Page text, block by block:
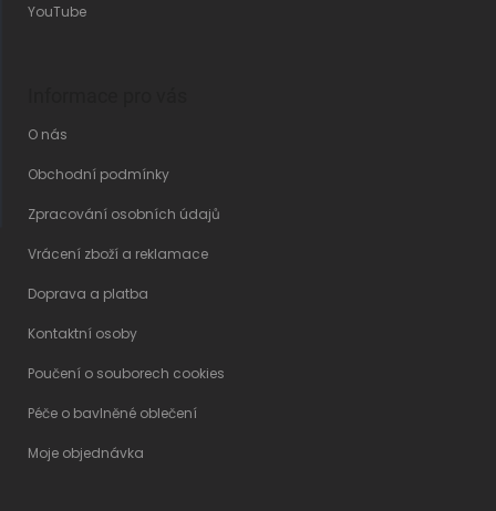
YouTube
O nás
Obchodní podmínky
Zpracování osobních údajů
Vrácení zboží a reklamace
Doprava a platba
Kontaktní osoby
Poučení o souborech cookies
Péče o bavlněné oblečení
Moje objednávka